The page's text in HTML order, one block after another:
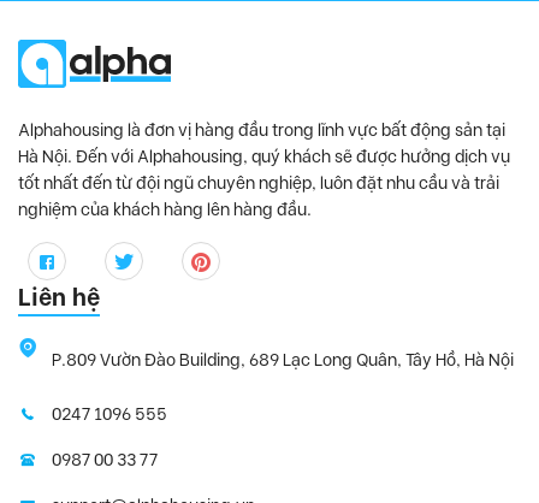
Alphahousing là đơn vị hàng đầu trong lĩnh vực bất động sản tại
Hà Nội. Đến với Alphahousing, quý khách sẽ được hưởng dịch vụ
tốt nhất đến từ đội ngũ chuyên nghiệp, luôn đặt nhu cầu và trải
nghiệm của khách hàng lên hàng đầu.
Liên hệ
P.809 Vườn Đào Building, 689 Lạc Long Quân, Tây Hồ, Hà Nội
0247 1096 555
0987 00 33 77